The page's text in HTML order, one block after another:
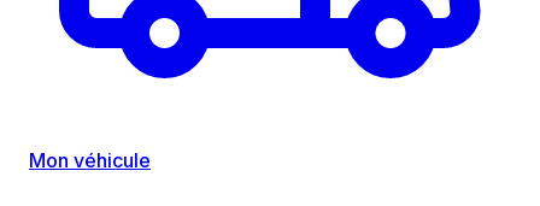
Mon véhicule